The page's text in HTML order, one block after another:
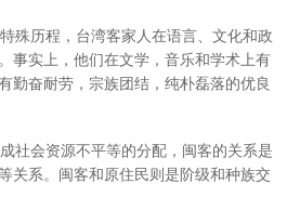
殊历程，台湾客家人在语言、文化和政
事实上，他们在文学，音乐和学术上有
勤奋耐劳，宗族团结，纯朴磊落的优良
社会资源不平等的分配，闽客的关系是
关系。闽客和原住民则是阶级和种族交